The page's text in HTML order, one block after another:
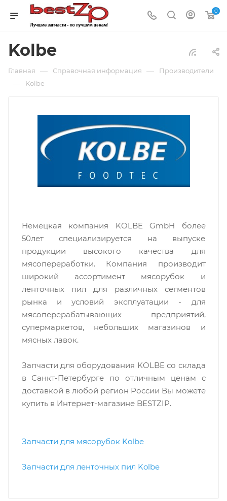
0
Kolbe
Главная — Справочная информация — Производители
— Kolbe
Немецкая компания KOLBE GmbH более
50лет специализируется на выпуске
продукции высокого качества для
мясопереработки. Компания производит
широкий ассортимент мясорубок и
ленточных пил для различных сегментов
рынка и условий эксплуатации - для
мясоперерабатывающих предприятий,
супермаркетов, небольших магазинов и
мясных лавок.
Запчасти для оборудования KOLBE со склада
в Санкт-Петербурге по отличным ценам c
доставкой в любой регион России Вы можете
купить в Интернет-магазине BESTZIP.
Запчасти для мясорубок Kolbe
Запчасти для ленточных пил Kolbe